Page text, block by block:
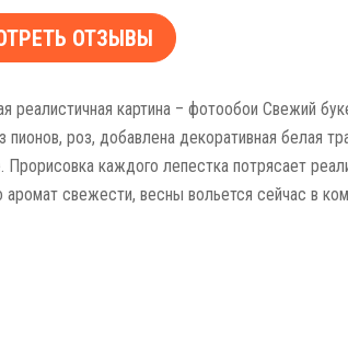
ОТЗЫВЫ
реалистичная картина – фотообои Свежий
пионов, роз, добавлена декоративная белая
Прорисовка каждого лепестка потрясает
аромат свежести, весны вольется сейчас в